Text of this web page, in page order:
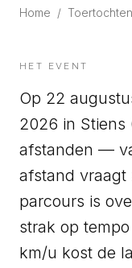
Home / Toertochten
HET EVENT
Op 22
2026 in Stiens
afstanden —
afstand vraagt
parcours is
strak op
km/u kost de